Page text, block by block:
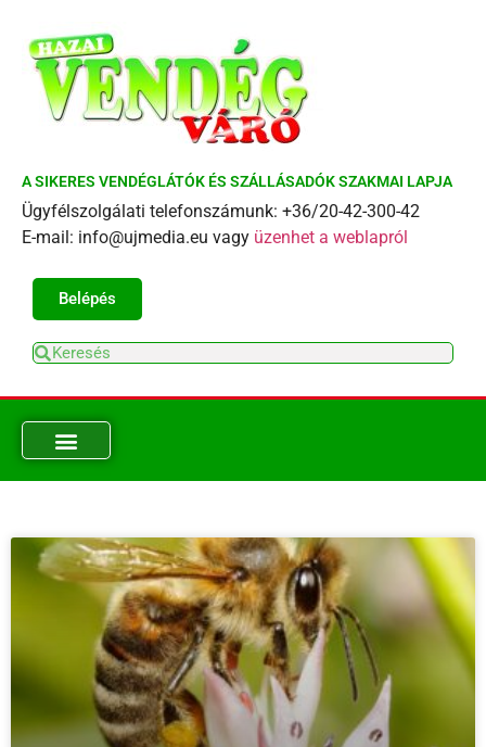
A SIKERES VENDÉGLÁTÓK ÉS SZÁLLÁSADÓK SZAKMAI LAPJA
Ügyfélszolgálati telefonszámunk: +36/20-42-300-42
E-mail: info@ujmedia.eu vagy üzenhet a weblapról
Belépés